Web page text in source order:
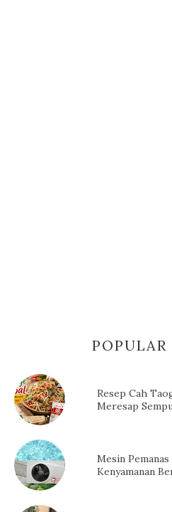
POPULAR
Resep Cah
Meresap
Mesin
Kenyamanan